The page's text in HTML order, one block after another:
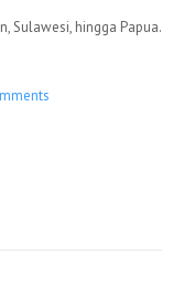
Sulawesi, hingga Papua.